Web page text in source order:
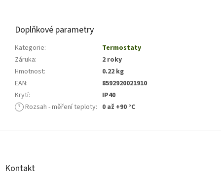
Doplňkové parametry
Kategorie:
Termostaty
Záruka:
2 roky
Hmotnost:
0.22 kg
EAN:
8592920021910
Krytí:
IP40
? Rozsah - měření teploty: 0 až +90 °C
Z
Kontakt